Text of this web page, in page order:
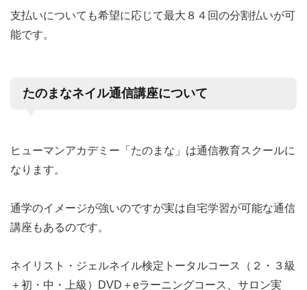
支払いについても希望に応じて最大８４回の分割払いが可
能です。
たのまなネイル通信講座について
ヒューマンアカデミー「たのまな」は通信教育スクールに
なります。
通学のイメージが強いのですが実は自宅学習が可能な通信
講座もあるのです。
ネイリスト・ジェルネイル検定トータルコース（２・３級
＋初・中・上級）DVD＋eラーニングコース、サロン実